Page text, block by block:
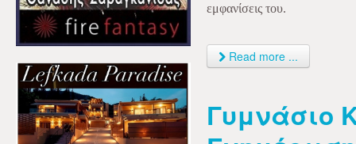
εμφανίσεις του.
Read more ...
Γυμνάσιο